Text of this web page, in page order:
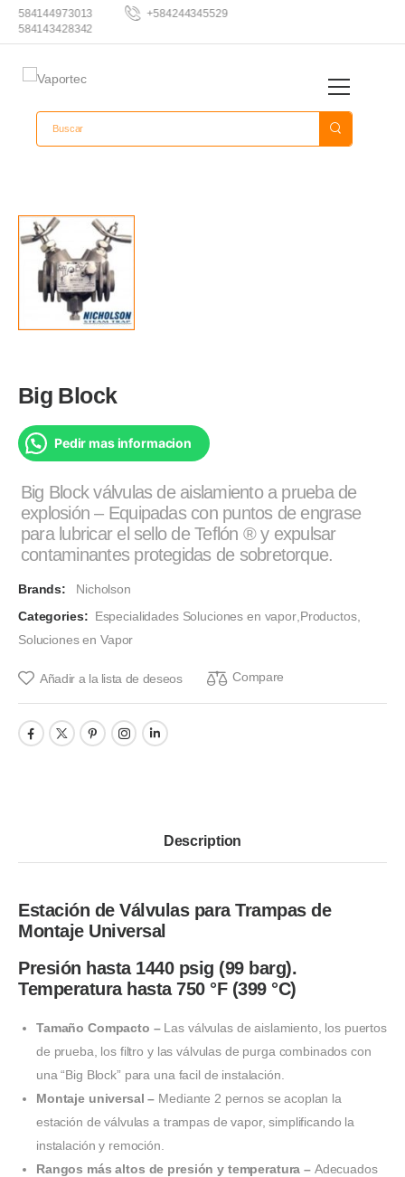
+584144973013
+584244345529
+584143428342
Big Block
Pedir mas informacion
Big Block válvulas de aislamiento a prueba de
explosión – Equipadas con puntos de engrase
para lubricar el sello de Teflón ® y expulsar
contaminantes protegidas de sobretorque.
Brands:
Nicholson
Categories: Especialidades Soluciones en vapor, Productos,
Soluciones en Vapor
Añadir a la lista de deseos Compare
Description
Estación de Válvulas para Trampas de
Montaje Universal
Presión hasta 1440 psig (99 barg).
Temperatura hasta 750 °F (399 °C)
Tamaño Compacto – Las válvulas de aislamiento, los puertos
de prueba, los filtro y las válvulas de purga combinados con
una “Big Block” para una facil de instalación.
Montaje universal – Mediante 2 pernos se acoplan la
estación de válvulas a trampas de vapor, simplificando la
instalación y remoción.
Rangos más altos de presión y temperatura –Adecuados